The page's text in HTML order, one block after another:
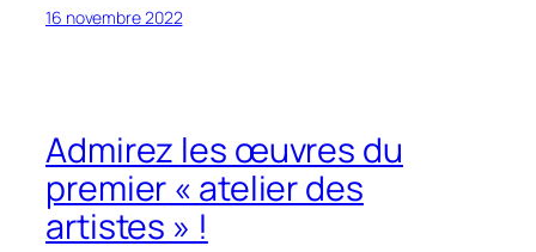
16 novembre 2022
Admirez les œuvres du
premier « atelier des
artistes » !